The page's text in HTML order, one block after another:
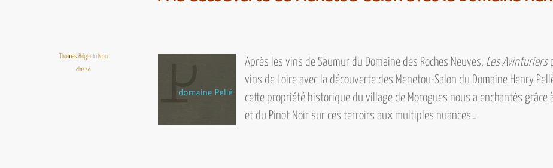
Thomas Bilger In Non
classé
Après les vins de Saumur du Domaine des Roches Neuves, Les Avinturiers
vins de Loire avec la découverte des Menetou-Salon du Domaine Henry
cette propriété historique du village de Morogues nous a enchantés
et du Pinot Noir sur ces terroirs aux multiples nuances…